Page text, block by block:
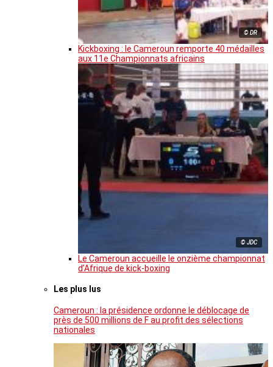
© DR
Kickboxing : le Cameroun remporte 40 médailles
aux 11e Championnats africains
© JDC
Le Cameroun accueille le onzième championnat
d’Afrique de kick-boxing
Les plus lus
Cameroun : la présidence ordonne le déblocage de
près de 500 millions de F au profit des sélections
nationales